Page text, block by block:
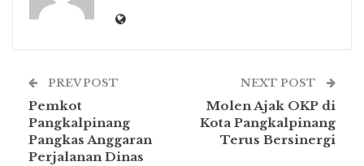
PREV POST
Pemkot
Pangkalpinang
Pangkas Anggaran
Perjalanan Dinas
NEXT POST
Molen Ajak OKP di
Kota Pangkalpinang
Terus Bersinergi